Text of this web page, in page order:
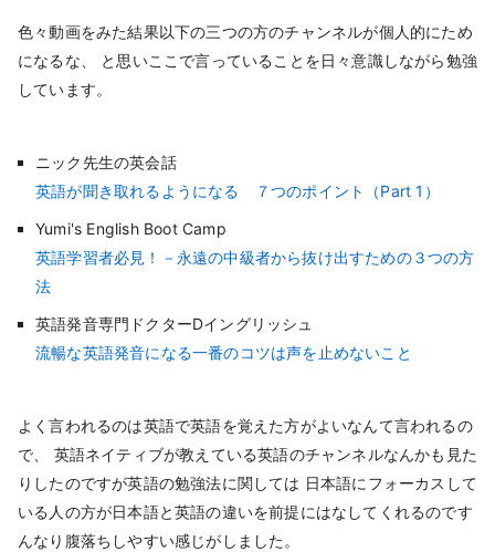
色々動画をみた結果以下の三つの方のチャンネルが個人的にため
になるな、 と思いここで言っていることを日々意識しながら勉強
しています。
ニック先生の英会話
英語が聞き取れるようになる ７つのポイント（Part 1）
Yumi's English Boot Camp
英語学習者必見！－永遠の中級者から抜け出すための３つの方
法
英語発音専門ドクターDイングリッシュ
流暢な英語発音になる一番のコツは声を止めないこと
よく言われるのは英語で英語を覚えた方がよいなんて言われるの
で、 英語ネイティブが教えている英語のチャンネルなんかも見た
りしたのですが英語の勉強法に関しては 日本語にフォーカスして
いる人の方が日本語と英語の違いを前提にはなしてくれるのです
んなり腹落ちしやすい感じがしました。